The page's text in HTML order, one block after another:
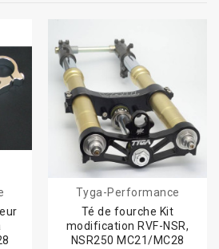
Tyga-Performance
Té de fourche Kit
modification RVF-NSR,
NSR250 MC21/MC28